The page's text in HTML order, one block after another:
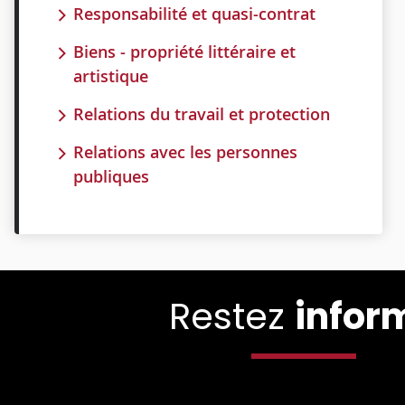
Responsabilité et quasi-contrat
Biens - propriété littéraire et
artistique
Relations du travail et protection
Relations avec les personnes
publiques
Restez